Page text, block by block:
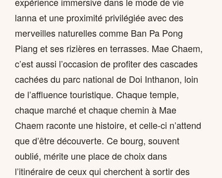
lanna et une proximité privilégiée avec des
merveilles naturelles comme Ban Pa Pong
Piang et ses rizières en terrasses. Mae Chaem,
c’est aussi l’occasion de profiter des cascades
cachées du parc national de Doi Inthanon, loin
de l’affluence touristique. Chaque temple,
chaque marché et chaque chemin à Mae
Chaem raconte une histoire, et celle-ci n’attend
que d’être découverte. Ce bourg, souvent
oublié, mérite une place de choix dans
l’itinéraire de ceux qui cherchent à sortir des